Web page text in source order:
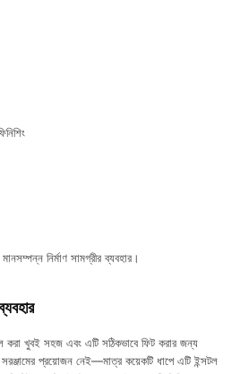
নির্মাণ সামগ্রীর ব্যবহার।
খুবই সহজ এবং এটি সঠিকভাবে ফিট করার জন্য
প্রয়োজন নেই—মাত্র কয়েকটি ধাপে এটি ইন্সটল